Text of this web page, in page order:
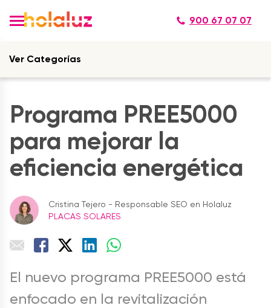
900 67 07 07
Ver Categorías
Programa PREE5000
para mejorar la
eficiencia energética
Cristina Tejero - Responsable SEO en Holaluz
PLACAS SOLARES
El nuevo programa PREE5000 está
enfocado en la revitalización